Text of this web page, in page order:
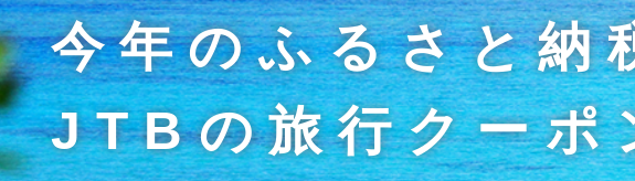
今年のふるさと納
JTBの旅行クーポ